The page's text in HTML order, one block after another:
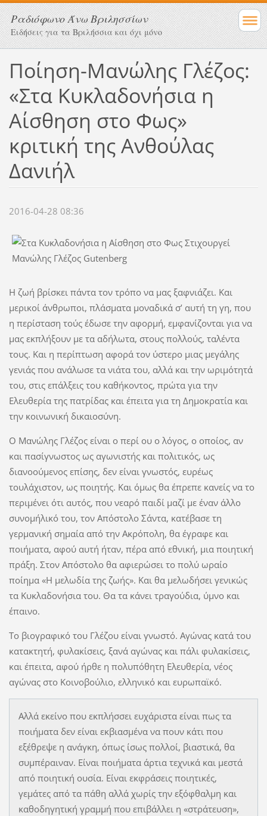
Ραδιόφωνο Άνω Βριλησσίων
Ειδήσεις για τα Βριλήσσια και όχι μόνο
Ποίηση-Μανώλης Γλέζος:
«Στα Κυκλαδονήσια η
Αίσθηση στο Φως»
κριτική της Ανθούλας
Δανιήλ
2016-04-28 08:36
Η ζωή βρίσκει πάντα τον τρόπο να μας ξαφνιάζει. Και
μερικοί άνθρωποι, πλάσματα μοναδικά σ’ αυτή τη γη, που
η περίσταση τούς έδωσε την αφορμή, εμφανίζονται για να
μας εκπλήξουν με τα αδήλωτα, στους πολλούς, ταλέντα
τους. Και η περίπτωση αφορά τον ύστερο μιας μεγάλης
γενιάς που ανάλωσε τα νιάτα του, αλλά και την ωριμότητά
του, στις επάλξεις του καθήκοντος, πρώτα για την
Ελευθερία της πατρίδας και έπειτα για τη Δημοκρατία και
την κοινωνική δικαιοσύνη.
Ο Μανώλης Γλέζος είναι ο περί ου ο λόγος, ο οποίος, αν
και πασίγνωστος ως αγωνιστής και πολιτικός, ως
διανοούμενος επίσης, δεν είναι γνωστός, ευρέως
τουλάχιστον, ως ποιητής. Και όμως θα έπρεπε κανείς να το
περιμένει ότι αυτός, που νεαρό παιδί μαζί με έναν άλλο
συνομήλικό του, τον Απόστολο Σάντα, κατέβασε τη
γερμανική σημαία από την Ακρόπολη, θα έγραφε και
ποιήματα, αφού αυτή ήταν, πέρα από εθνική, μια ποιητική
πράξη. Στον Απόστολο θα αφιερώσει το πολύ ωραίο
ποίημα «Η μελωδία της ζωής». Και θα μελωδήσει γενικώς
τα Κυκλαδονήσια του. Θα τα κάνει τραγούδια, ύμνο και
έπαινο.
Το βιογραφικό του Γλέζου είναι γνωστό. Αγώνας κατά του
κατακτητή, φυλακίσεις, ξανά αγώνας και πάλι φυλακίσεις,
και έπειτα, αφού ήρθε η πολυπόθητη Ελευθερία, νέος
αγώνας στο Κοινοβούλιο, ελληνικό και ευρωπαϊκό.
Αλλά εκείνο που εκπλήσσει ευχάριστα είναι πως τα
ποιήματα δεν είναι εκβιασμένα να πουν κάτι που
εξέθρεψε η ανάγκη, όπως ίσως πολλοί, βιαστικά, θα
συμπέραιναν. Είναι ποιήματα άρτια τεχνικά και μεστά
από ποιητική ουσία. Είναι εκφράσεις ποιητικές,
γεμάτες από τα πάθη αλλά χωρίς την εξόφθαλμη και
καθοδηγητική γραμμή που επιβάλλει η «στράτευση»,